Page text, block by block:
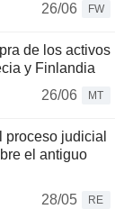
26/06
FW
de los activos
y Finlandia
26/06
MT
judicial
el antiguo
28/05
RE